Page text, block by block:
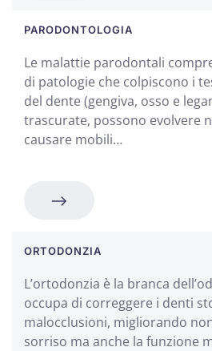
PARODONTOLOGIA
Le malattie parodontali
di patologie che colpiscono i
del dente (gengiva, osso e
trascurate, possono evolvere
causare mobili…
ORTODONZIA
L’ortodonzia è la branca
occupa di correggere i denti
malocclusioni, migliorando
sorriso ma anche la funzione